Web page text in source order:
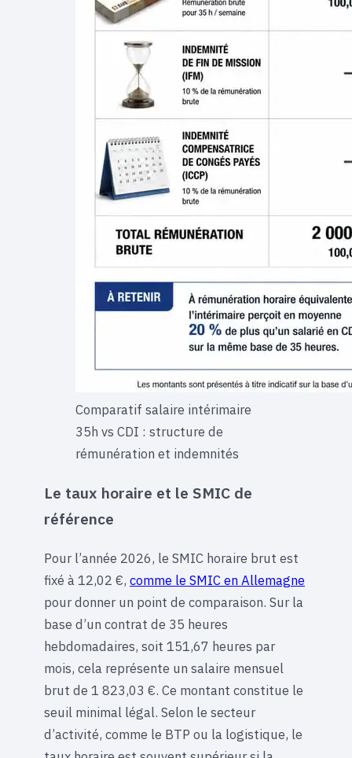
Comparatif salaire intérimaire
35h vs CDI : structure de
rémunération et indemnités
Le taux horaire et le SMIC de
référence
Pour l’année 2026, le SMIC horaire brut est
fixé à 12,02 €, comme le SMIC en Allemagne
pour donner un point de comparaison. Sur la
base d’un contrat de 35 heures
hebdomadaires, soit 151,67 heures par
mois, cela représente un salaire mensuel
brut de 1 823,03 €. Ce montant constitue le
seuil minimal légal. Selon le secteur
d’activité, comme le BTP ou la logistique, le